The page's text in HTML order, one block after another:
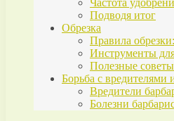
Частота
Подводя итог
Обрезка
Правила обрезки:
Инструменты
Полезные
Борьба с вредителями
Вредители
Болезни